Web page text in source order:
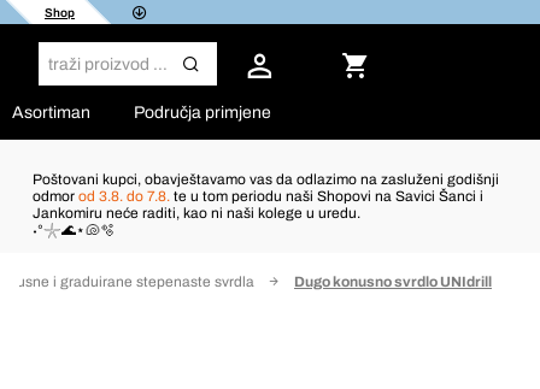
Shop
Asortiman Područja primjene
Poštovani kupci, obavještavamo vas da odlazimo na zasluženi godišnji
odmor od 3.8. do 7.8. te u tom periodu naši Shopovi na Savici Šanci i
Jankomiru neće raditi, kao ni naši kolege u uredu.
˖°𓇼🌊⋆🐚🫧
i graduirane stepenaste svrdla Dugo konusno svrdlo UNIdrill